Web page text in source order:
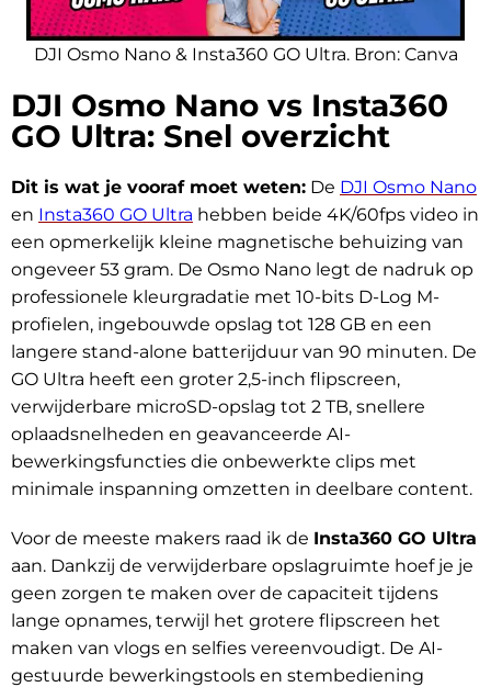
DJI Osmo Nano & Insta360 GO Ultra. Bron: Canva
DJI Osmo Nano vs Insta360
GO Ultra: Snel overzicht
Dit is wat je vooraf moet weten: De DJI Osmo Nano
en Insta360 GO Ultra hebben beide 4K/60fps video in
een opmerkelijk kleine magnetische behuizing van
ongeveer 53 gram. De Osmo Nano legt de nadruk op
professionele kleurgradatie met 10-bits D-Log M-
profielen, ingebouwde opslag tot 128 GB en een
langere stand-alone batterijduur van 90 minuten. De
GO Ultra heeft een groter 2,5-inch flipscreen,
verwijderbare microSD-opslag tot 2 TB, snellere
oplaadsnelheden en geavanceerde AI-
bewerkingsfuncties die onbewerkte clips met
minimale inspanning omzetten in deelbare content.
Voor de meeste makers raad ik de Insta360 GO Ultra
aan. Dankzij de verwijderbare opslagruimte hoef je je
geen zorgen te maken over de capaciteit tijdens
lange opnames, terwijl het grotere flipscreen het
maken van vlogs en selfies vereenvoudigt. De AI-
gestuurde bewerkingstools en stembediening